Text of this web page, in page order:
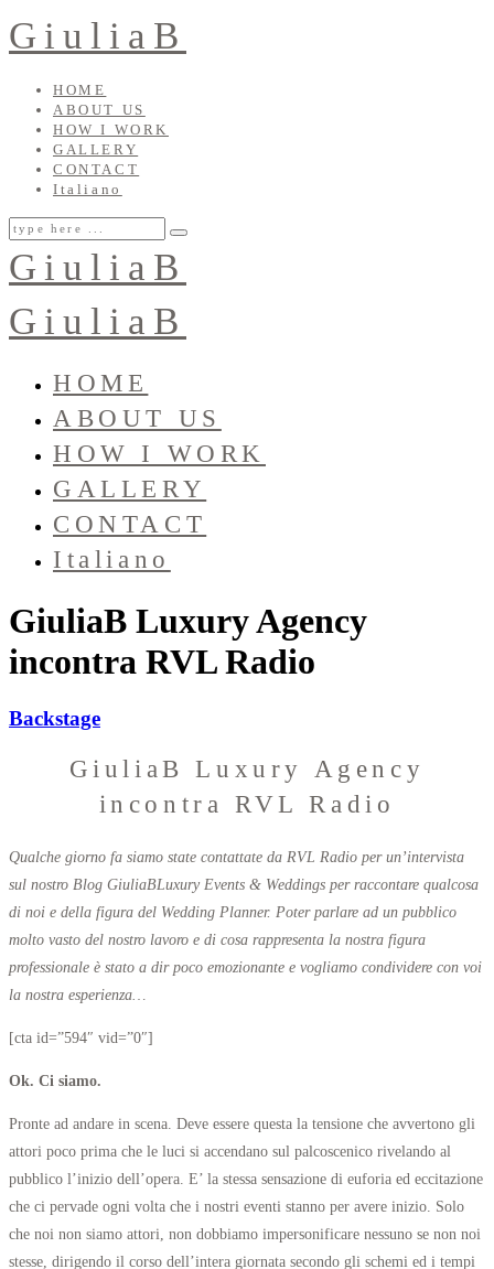
GiuliaB
HOME
ABOUT US
HOW I WORK
GALLERY
CONTACT
Italiano
GiuliaB
GiuliaB
HOME
ABOUT US
HOW I WORK
GALLERY
CONTACT
Italiano
GiuliaB Luxury Agency
incontra RVL Radio
Backstage
GiuliaB Luxury Agency
incontra RVL Radio
Qualche giorno fa siamo state contattate da RVL Radio per un’intervista
sul nostro Blog GiuliaBLuxury Events & Weddings per raccontare qualcosa
di noi e della figura del Wedding Planner. Poter parlare ad un pubblico
molto vasto del nostro lavoro e di cosa rappresenta la nostra figura
professionale è stato a dir poco emozionante e vogliamo condividere con voi
la nostra esperienza…
[cta id=”594″ vid=”0″]
Ok. Ci siamo.
Pronte ad andare in scena. Deve essere questa la tensione che avvertono gli
attori poco prima che le luci si accendano sul palcoscenico rivelando al
pubblico l’inizio dell’opera. E’ la stessa sensazione di euforia ed eccitazione
che ci pervade ogni volta che i nostri eventi stanno per avere inizio. Solo
che noi non siamo attori, non dobbiamo impersonificare nessuno se non noi
stesse, dirigendo il corso dell’intera giornata secondo gli schemi ed i tempi